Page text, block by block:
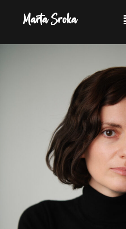
Marta Sroka